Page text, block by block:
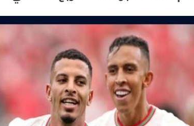
عبد السلام بلتاجي بمناسبة زفاف كريمته سلمي
تستعين بسيارات طوارئ المياه لتلبية
تعاطيهما المخدرات بالإسكندرية
حجازى الرجل الذى آمن بإن النجاح
فى حفل الزفاف ذكريات من زمن فات